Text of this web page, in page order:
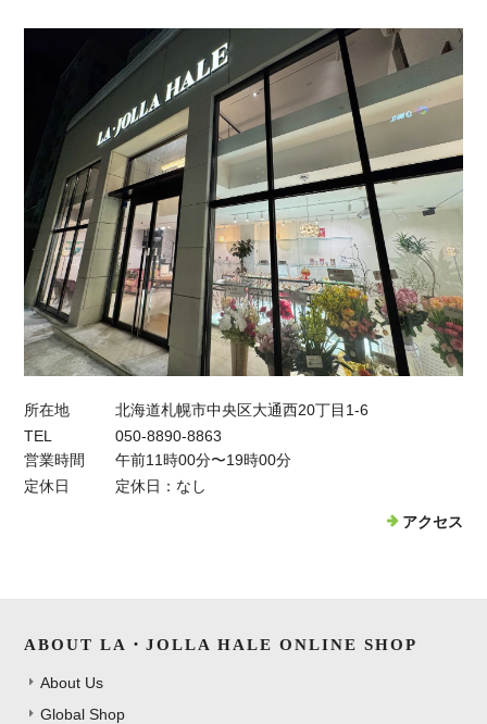
所在地
北海道札幌市中央区大通西20丁目1-6
TEL
050-8890-8863
営業時間
午前11時00分〜19時00分
定休日
定休日：なし
アクセス
ABOUT LA・JOLLA HALE ONLINE SHOP
About Us
Global Shop